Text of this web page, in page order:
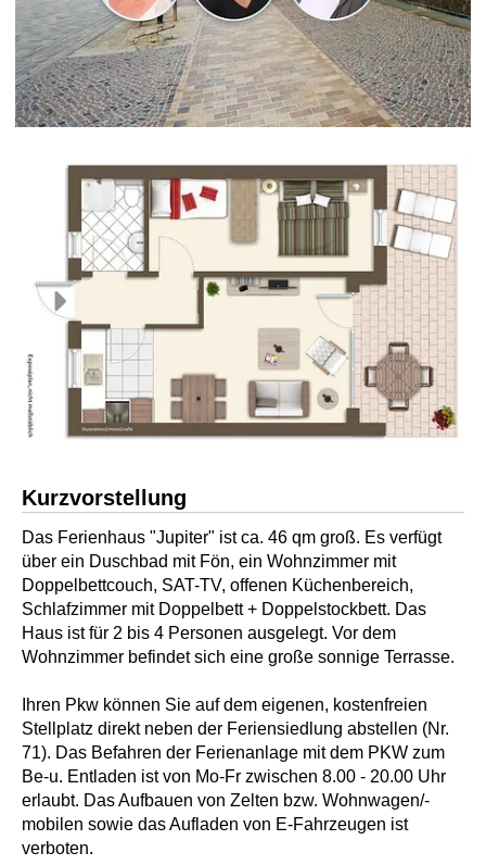
Kurzvorstellung
Das Ferienhaus "Jupiter" ist ca. 46 qm groß. Es verfügt
über ein Duschbad mit Fön, ein Wohnzimmer mit
Doppelbettcouch, SAT-TV, offenen Küchenbereich,
Schlafzimmer mit Doppelbett + Doppelstockbett. Das
Haus ist für 2 bis 4 Personen ausgelegt. Vor dem
Wohnzimmer befindet sich eine große sonnige Terrasse.
Ihren Pkw können Sie auf dem eigenen, kostenfreien
Stellplatz direkt neben der Feriensiedlung abstellen (Nr.
71). Das Befahren der Ferienanlage mit dem PKW zum
Be-u. Entladen ist von Mo-Fr zwischen 8.00 - 20.00 Uhr
erlaubt. Das Aufbauen von Zelten bzw. Wohnwagen/-
mobilen sowie das Aufladen von E-Fahrzeugen ist
verboten.